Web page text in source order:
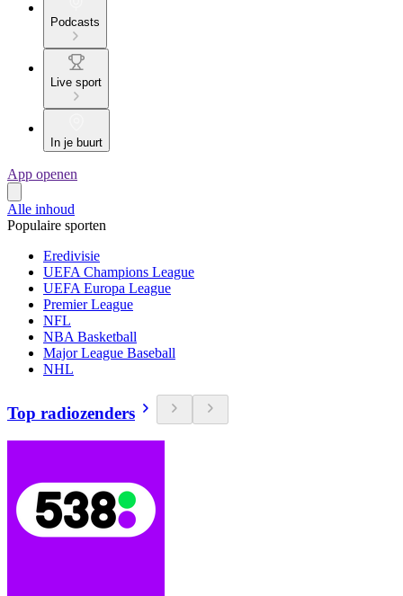
Podcasts
Live sport
In je buurt
App openen
Alle inhoud
Populaire sporten
Eredivisie
UEFA Champions League
UEFA Europa League
Premier League
NFL
NBA Basketball
Major League Baseball
NHL
Top radiozenders